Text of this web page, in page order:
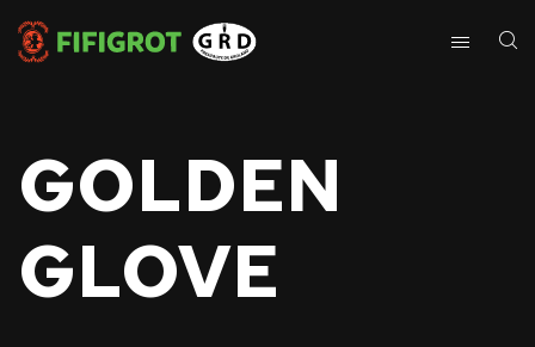
GOLDEN
GLOVE